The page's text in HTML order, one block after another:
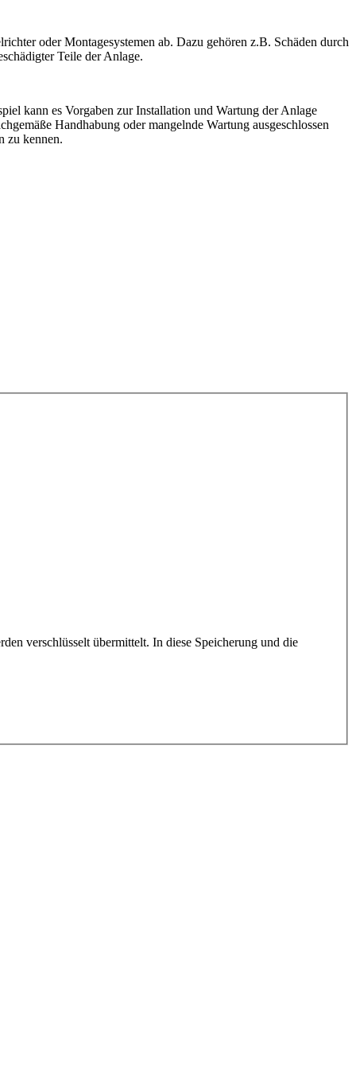
oder Montagesystemen ab. Dazu gehören z.B. Schäden durch
Teile der Anlage.
kann es Vorgaben zur Installation und Wartung der Anlage
Handhabung oder mangelnde Wartung ausgeschlossen
zu kennen.
verschlüsselt übermittelt. In diese Speicherung und die